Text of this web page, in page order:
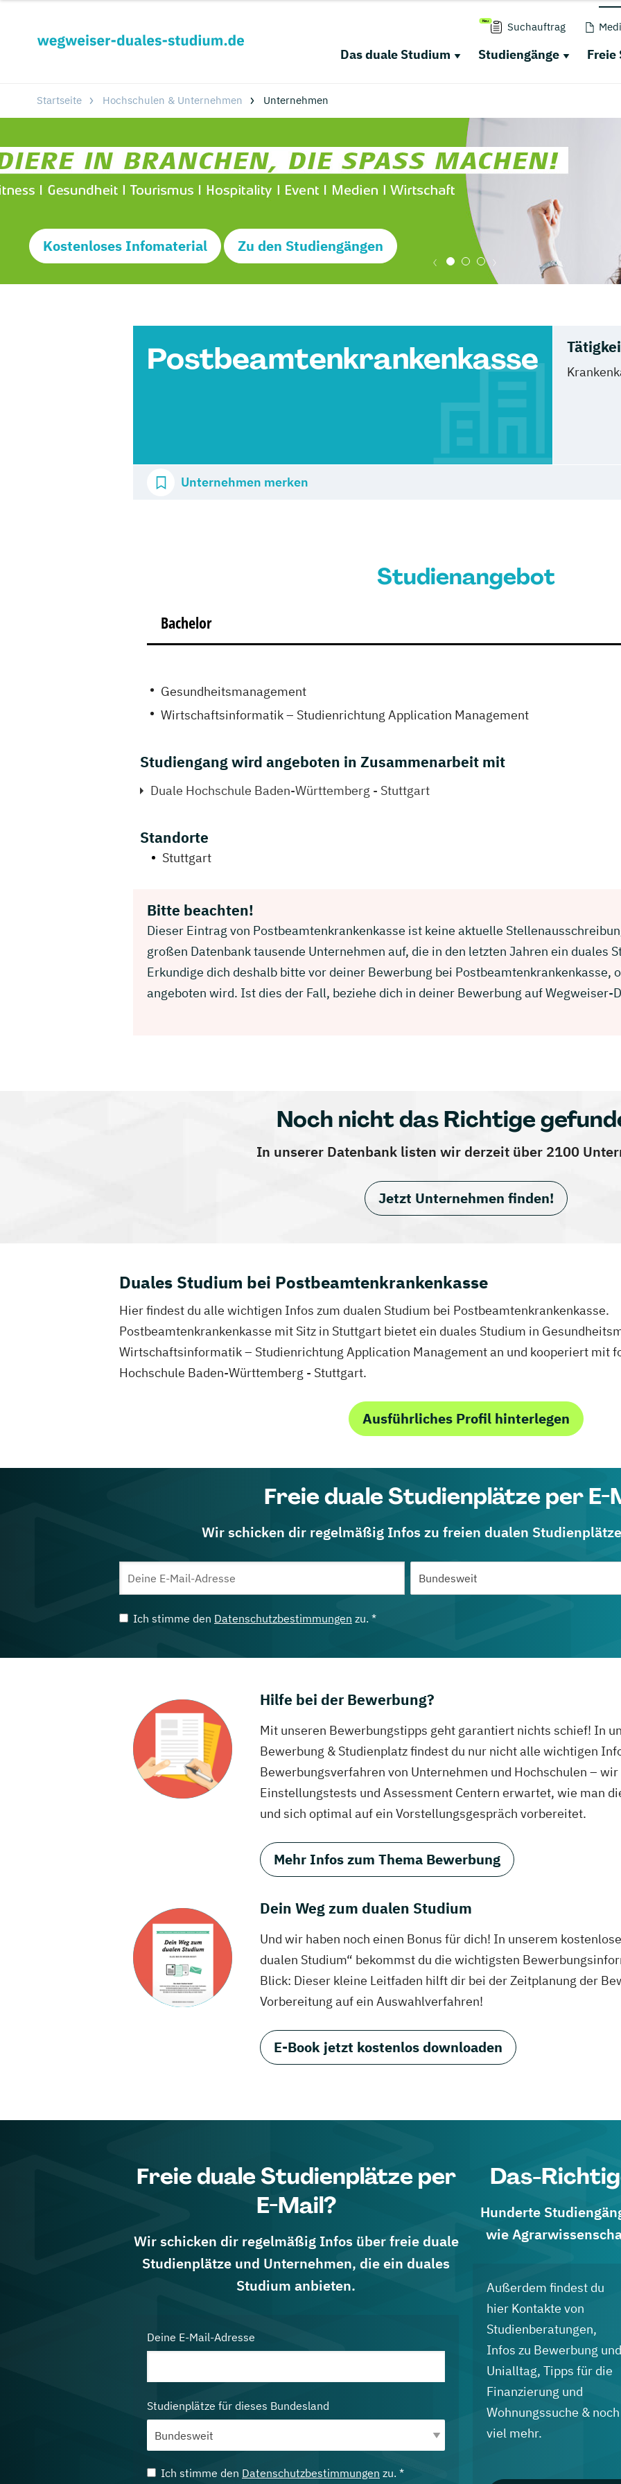
Suchauftrag
Das duale Studium Studiengänge Freie
Startseite Hochschulen & Unternehmen Unternehmen
Kostenloses Infomaterial Zu den Studiengängen
Postbeamtenkrankenkasse
Unternehmen merken
Studienangebot
Bachelor
Gesundheitsmanagement
Wirtschaftsinformatik – Studienrichtung Application Management
Studiengang wird angeboten in Zusammenarbeit mit
Duale Hochschule Baden-Württemberg - Stuttgart
Standorte
Stuttgart
Bitte beachten!
Dieser Eintrag von Postbeamtenkrankenkasse ist keine aktuelle
großen Datenbank tausende Unternehmen auf, die in den letzten Jahren ein duales
Erkundige dich deshalb bitte vor deiner Bewerbung bei Postbeamtenkrankenkasse,
angeboten wird. Ist dies der Fall, beziehe dich in deiner Bewerbung auf Wegweiser-
Noch nicht das Richtige
In unserer Datenbank listen wir derzeit über 2100
Jetzt Unternehmen finden!
Duales Studium bei Postbeamtenkrankenkasse
Hier findest du alle wichtigen Infos zum dualen Studium bei Postbeamtenkrankenkasse.
Postbeamtenkrankenkasse mit Sitz in Stuttgart bietet ein duales Studium in
Wirtschaftsinformatik – Studienrichtung Application Management an und kooperiert mit
Hochschule Baden-Württemberg - Stuttgart.
Ausführliches Profil hinterlegen
Freie duale Studienplätze per E-
Wir schicken dir regelmäßig Infos zu freien dualen
Ich stimme den Datenschutzbestimmungen zu. *
Hilfe bei der Bewerbung?
Mit unseren Bewerbungstipps geht garantiert nichts schief! In
Bewerbung & Studienplatz findest du nur nicht alle wichtigen
Bewerbungsverfahren von Unternehmen und Hochschulen –
Einstellungstests und Assessment Centern erwartet, wie man
und sich optimal auf ein Vorstellungsgespräch vorbereitet.
Mehr Infos zum Thema Bewerbung
Dein Weg zum dualen Studium
Und wir haben noch einen Bonus für dich! In unserem
dualen Studium“ bekommst du die wichtigsten
Blick: Dieser kleine Leitfaden hilft dir bei der Zeitplanung der
Vorbereitung auf ein Auswahlverfahren!
E-Book jetzt kostenlos downloaden
Freie duale Studienplätze per
E-Mail?
Wir schicken dir regelmäßig Infos über freie duale
Studienplätze und Unternehmen, die ein duales
Studium anbieten.
Deine E-Mail-Adresse
Studienplätze für dieses Bundesland
Ich stimme den Datenschutzbestimmungen zu. *
Das-
Hunderte
wie
Außerdem findest du
hier Kontakte von
Studienberatungen,
Infos zu Bewerbung und
Unialltag, Tipps für die
Finanzierung und
Wohnungssuche & noch
viel mehr.